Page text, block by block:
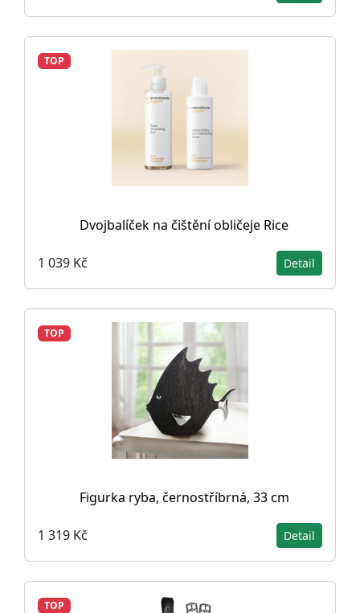
TOP
Dvojbalíček na čištění obličeje Rice
1 039 Kč Detail
TOP
Figurka ryba, černostříbrná, 33 cm
1 319 Kč Detail
TOP